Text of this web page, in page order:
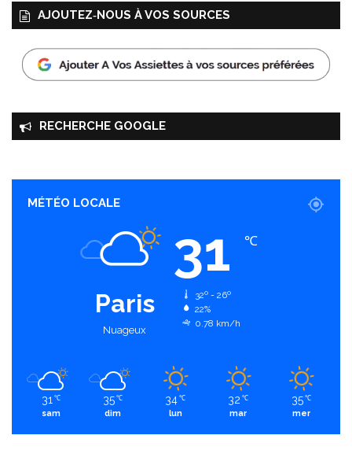
AJOUTEZ‑NOUS À VOS SOURCES
RECHERCHE GOOGLE
MÉTÉO LOCALE
Paris
Nuageux
31 ℃
32º - 26º
22%
0.78 km/h
31 ℃
sam
35 ℃
dim
34 ℃
lun
32 ℃
mar
35 ℃
mer